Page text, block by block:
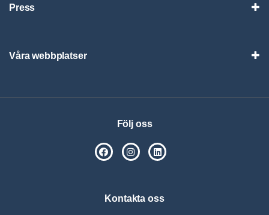
Press
Våra webbplatser
Följ oss
SPSM på Facebook
SPSM på Instagram
Kontakta oss